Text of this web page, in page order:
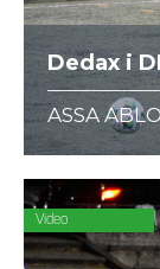
Dedax i
ASSA
Kleparz
Video